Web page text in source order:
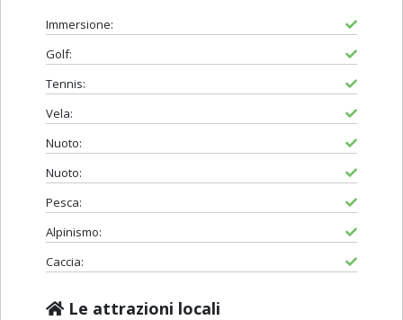
Immersione:
Golf:
Tennis:
Vela:
Nuoto:
Nuoto:
Pesca:
Alpinismo:
Caccia:
Le attrazioni locali